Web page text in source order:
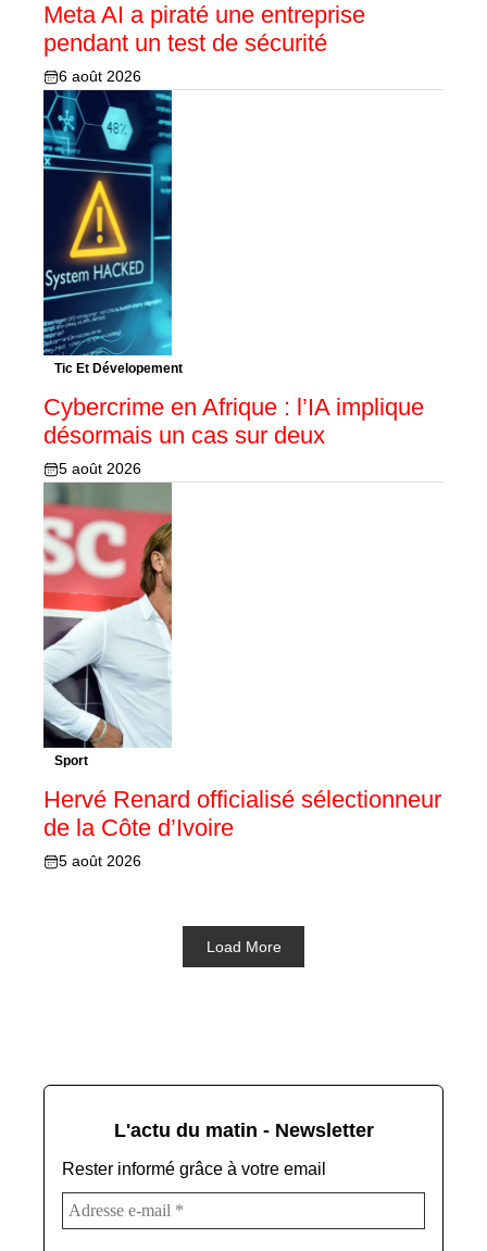
Meta AI a piraté une entreprise
pendant un test de sécurité
6 août 2026
Tic Et Dévelopement
Cybercrime en Afrique : l’IA implique
désormais un cas sur deux
5 août 2026
Sport
Hervé Renard officialisé sélectionneur
de la Côte d’Ivoire
5 août 2026
Load More
L'actu du matin - Newsletter
Rester informé grâce à votre email